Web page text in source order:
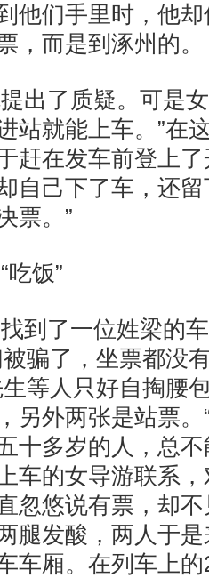
他们手里时，他
，而是到涿州的。
出了质疑。可是
站就能上车。”在
赶在发车前登上
自己下了车，还
票。”
吃饭”
到了一位姓梁的
骗了，坐票都没
等人只好自掏腰
另外两张是站票
十多岁的人，总
车的女导游联系
忽悠说有票，却
腿发酸，两人于
车厢。在列车上